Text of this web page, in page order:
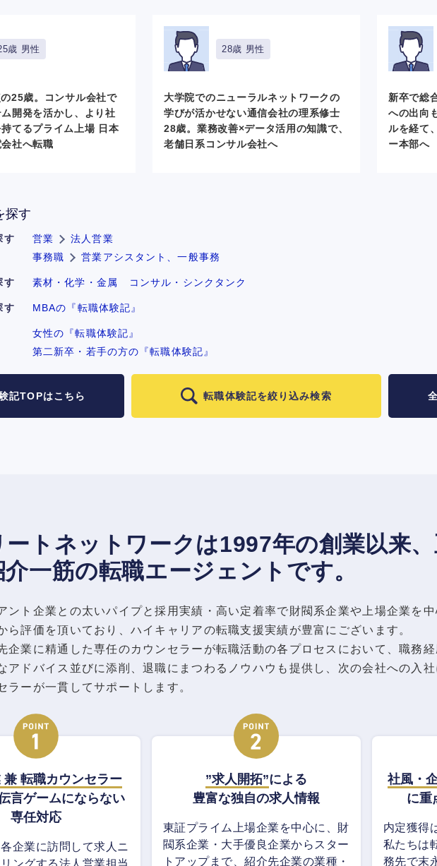
歳 男性
25歳。コンサル会社で
開発を活かし、より社
てるプライム上場 日本
社へ転職
28歳 男性
大学院でのニューラルネットワークの
学びが活かせない通信会社の理系修士
28歳。業務改善×データ活用の知識で、
老舗日系コンサル会社へ
新卒で総
への出向
ルを経て
ー本部へ
探す
す 営業
法人営業
事務職
営業アシスタント、一般事務
す 素材・化学・金属 コンサル・シンクタンク
す MBAの『転職体験記』
女性の『転職体験記』
第二新卒・若手の方の『転職体験記』
記TOPはこちら 転職体験記を絞り込み検索
ートネットワークは1997年の創業以来
一筋の転職エージェントです。
ント企業との太いパイプと採用実績・高い定着率で財閥系企業や上場企業を
ら評価を頂いており、ハイキャリアの転職支援実績が豊富にございます。
企業に精通した専任のカウンセラーが転職活動の各プロセスにおいて、職務
アドバイス並びに添削、退職にまつわるノウハウも提供し、次の会社への入
ラーが一貫してサポートします。
兼 転職カウンセラー
言ゲームにならない
専任対応
企業に訪問して求人ニ
ングする法人営業担当
”求人開拓”による
豊富な独自の求人情報
東証プライム上場企業を中心に、財
閥系企業・大手優良企業からスター
トアップまで、紹介先企業の業種・
社風・
に重
内定獲得
私たちは
務先で末